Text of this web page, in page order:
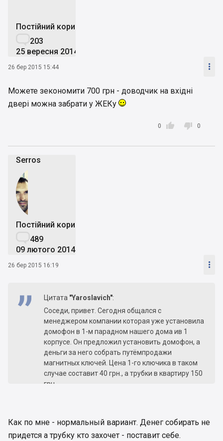
Постійний користувач
203
25 вересня 2014
26 бер 2015 15:44 
Можете зекономити 700 грн - доводчик на вхідні
двері можна забрати у ЖЕКу

0  0
Serros
Постійний користувач
489
09 лютого 2014
26 бер 2015 16:19 
Цитата "Yaroslavich":
Соседи, привет. Сегодня общался с
менеджером компании которая уже установила
домофон в 1-м парадном нашего дома ив 1
корпусе. Он предложил установить домофон, а
деньги за него собрать путёмпродажи
магнитных ключей. Цена 1-го ключика в таком
случае составит 40 грн., а трубки в квартиру 150
грн.
Как по мне - нормальный вариант. Денег собирать не
придется а трубку кто захочет - поставит себе.